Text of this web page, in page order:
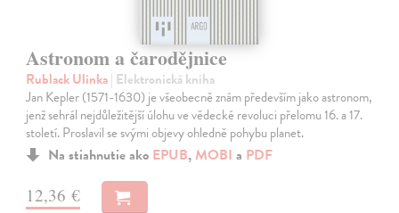
Astronom a čarodějnice
Rublack Ulinka| Elektronická kniha
Jan Kepler (1571-1630) je všeobecně znám především jako astronom,
jenž sehrál nejdůležitější úlohu ve vědecké revoluci přelomu 16. a 17.
století. Proslavil se svými objevy ohledně pohybu planet.
Na stiahnutie ako EPUB, MOBI a PDF
12,36 €